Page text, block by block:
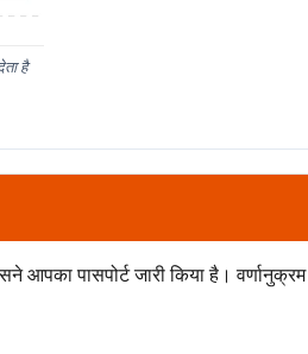
है
आपका पासपोर्ट जारी किया है।